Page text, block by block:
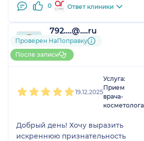
0 Ответ клиники
792....@....ru
1 отзыв
До 5 записей через
НаПоправку
Проверен НаПоправку
После записи
19.12.2025
Услуга:
Прием
врача-
косметолога
Добрый день! Хочу выразить
искреннюю признательность